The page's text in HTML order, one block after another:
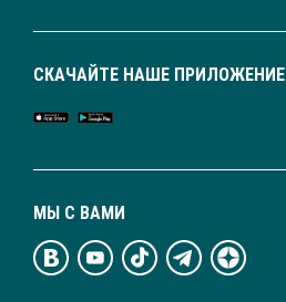
МЫ С ВАМИ
СКАЧАЙТЕ НАШЕ ПРИЛОЖЕНИЕ